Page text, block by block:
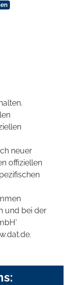
neuer
offiziellen
und bei der